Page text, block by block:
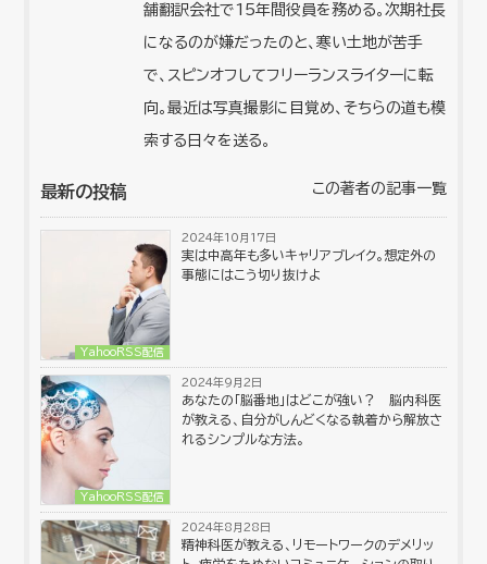
舗翻訳会社で15年間役員を務める。次期社長
になるのが嫌だったのと、寒い土地が苦手
で、スピンオフしてフリーランスライターに転
向。最近は写真撮影に目覚め、そちらの道も模
索する日々を送る。
最新の投稿 この著者の記事一覧
YahooRSS配信
2024年10月17日
実は中高年も多いキャリアブレイク。想定外の
事態にはこう切り抜けよ
YahooRSS配信
2024年9月2日
あなたの「脳番地」はどこが強い？ 脳内科医
が教える、自分がしんどくなる執着から解放さ
れるシンプルな方法。
2024年8月28日
精神科医が教える、リモートワークのデメリッ